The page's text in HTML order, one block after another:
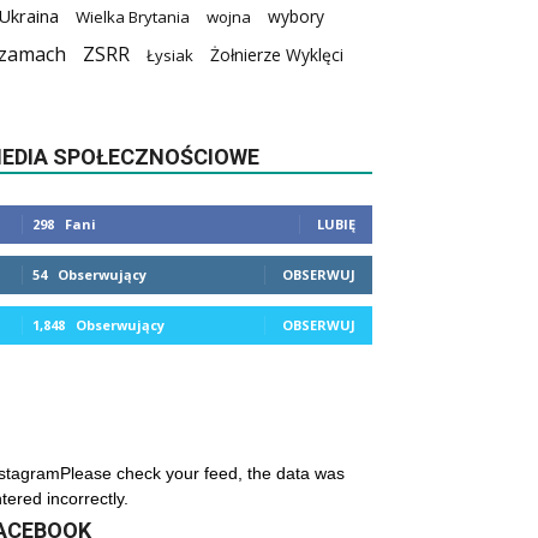
Ukraina Wielka Brytania wojna wybory
zamach ZSRR Łysiak Żołnierze Wyklęci
SPOŁECZNOŚCIOWE
298 Fani LUBIĘ
54 Obserwujący OBSERWUJ
1,848 Obserwujący OBSERWUJ
check your feed, the data was
incorrectly.